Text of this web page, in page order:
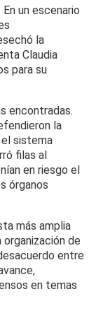
un escenario
la
Claudia
para su
encontradas.
la
sistema
filas al
en riesgo el
órganos
más amplia
de
entre
en temas